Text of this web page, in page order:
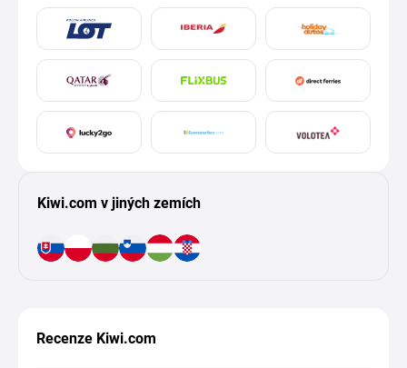
Kiwi.com v jiných zemích
Recenze Kiwi.com